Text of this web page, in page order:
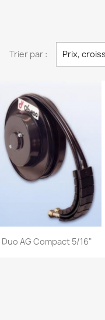
Trier par : Prix,
Aperçu rapide
Duo AG Compact 5/16"